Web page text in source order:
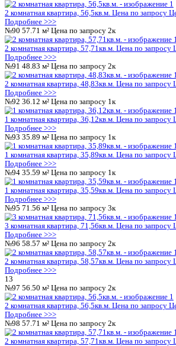
2-комнатная квартира, 58.57кв.м
₽ 127 015 ₽/м²
Подробнее >>>
7
№49 56.50 м² Цена по запросу 2к
2 комнатная квартира, 56,5кв.м. Цена по
Подробнее >>>
№50 57.71 м²
2 комнатная квартира, 57,71кв.м. Цена
Подробнее >>>
№51 48.83 м² Цена по запросу
2 комнатная квартира, 48,83кв.м. Цена
Подробнее >>>
№52 36.12 м² Цена по запросу 1к
1 комнатная квартира, 36,12кв.м.
Подробнее >>>
№53 35.89 м² Цена по запросу 1к
1 комнатная квартира, 35,89кв.м. Цена
Подробнее >>>
№54 35.59 м²
1 комнатная квартира, 35,59кв.м. Цена
Подробнее >>>
№55 71.56 м²
3-комнатная квартира, 71.56кв.м